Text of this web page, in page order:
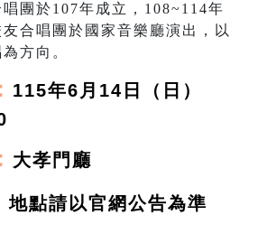
團於107年成立，108~114年
合唱團於國家音樂廳演出，以
方向。
115年6月14日（日）
大孝門廳
點請以官網公告為準